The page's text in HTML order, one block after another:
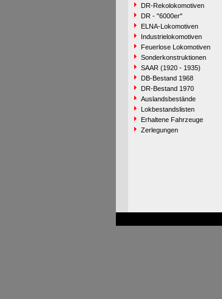
DR-Rekolokomotiven
DR - "6000er"
ELNA-Lokomotiven
Industrielokomotiven
Feuerlose Lokomotiven
Sonderkonstruktionen
SAAR (1920 - 1935)
DB-Bestand 1968
DR-Bestand 1970
Auslandsbestände
Lokbestandslisten
Erhaltene Fahrzeuge
Zerlegungen